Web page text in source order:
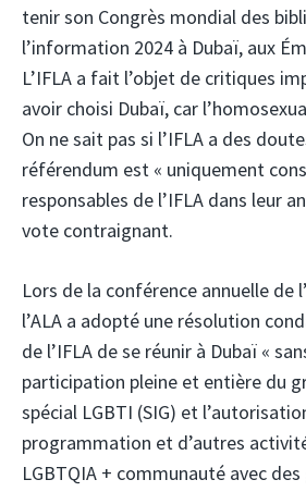
tenir son Congrès mondial des
l’information 2024 à Dubaï, aux
L’IFLA a fait l’objet de critiques
avoir choisi Dubaï, car
On ne sait pas si l’IFLA a des
référendum est « uniquement
responsables de l’IFLA dans leur
vote contraignant.
Lors de la conférence annuelle de
l’ALA a adopté une résolution
de l’IFLA de se réunir à Dubaï «
participation pleine et entière du
spécial LGBTI (SIG) et
programmation et d’autres
LGBTQIA + communauté avec